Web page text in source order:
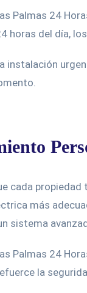
Palmas 24
horas del día,
instalación
cada
más
sistema
Palmas 24
la